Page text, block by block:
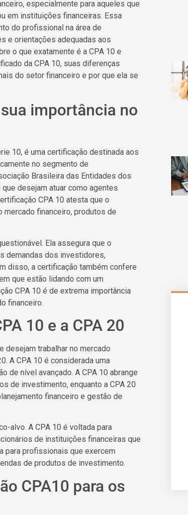
especialmente para aqueles que
em instituições financeiras. Essa
do profissional na área de
e orientações adequadas aos
o que exatamente é a CPA 10 e
da CPA 10, suas diferenças
do setor financeiro e por que ela se
importância no
10, é uma certificação destinada aos
no segmento de
Brasileira das Entidades dos
desejam atuar como agentes
CPA 10 atesta que o
financeiro, produtos de
Ela assegura que o
demandas dos investidores,
disso, a certificação também confere
que estão lidando com um
CPA 10 é de extrema importância
financeiro.
10 e a CPA 20
desejam trabalhar no mercado
A CPA 10 é considerada uma
de nível avançado. A CPA 10 abrange
de investimento, enquanto a CPA 20
financeiro e gestão de
alvo. A CPA 10 é voltada para
de instituições financeiras que
para profissionais que exercem
de produtos de investimento.
CPA10 para os